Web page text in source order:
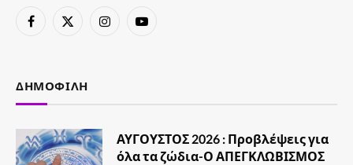
Facebook
X
InstagramYouTube
ΔΗΜΟΦΙΛΉ
ΑΥΓΟΥΣΤΟΣ 2026 : Προβλέψεις για
όλα τα ζώδια-Ο ΑΠΕΓΚΛΩΒΙΣΜΟΣ